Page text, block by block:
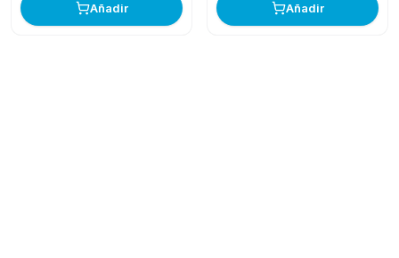
Añadir Añadir